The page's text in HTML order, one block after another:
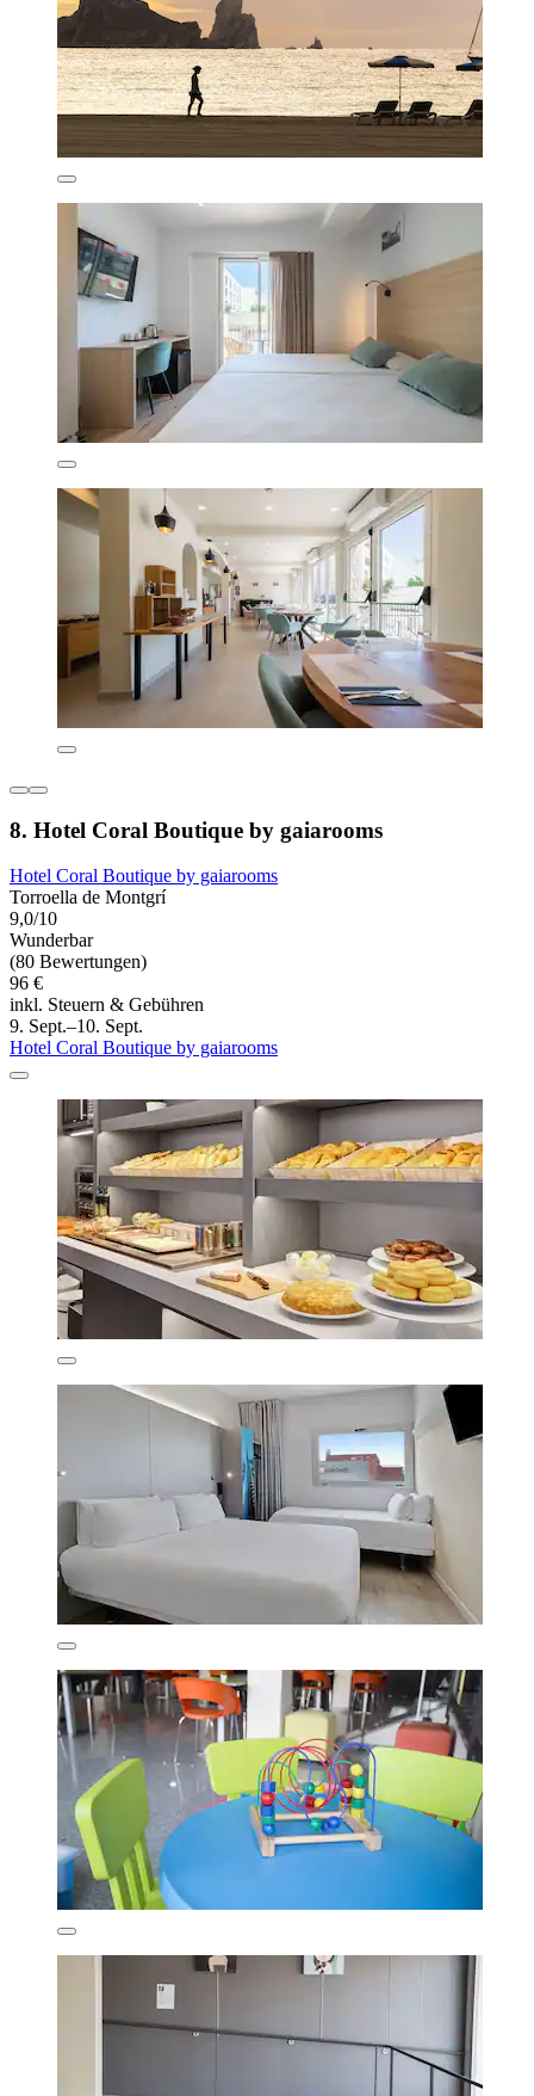
8. Hotel Coral Boutique by gaiarooms
Hotel Coral Boutique by gaiarooms
Torroella de Montgrí
9,0/10
Wunderbar
(80 Bewertungen)
96 €
inkl. Steuern & Gebühren
9. Sept.–10. Sept.
Hotel Coral Boutique by gaiarooms